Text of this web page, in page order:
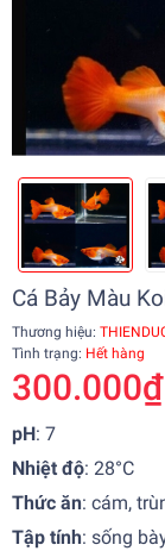
Cá Bảy Màu
Thương hiệu:
Tình trạng: Hết hàng
300.000₫
pH: 7
Nhiệt độ: 28°C
Thức ăn: cám,
Tập tính: sống